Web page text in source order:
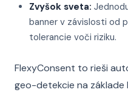
Zvyšok sveta:
banner v závislosti od
tolerancie voči riziku.
FlexyConsent to rieši
geo-detekcie na základe